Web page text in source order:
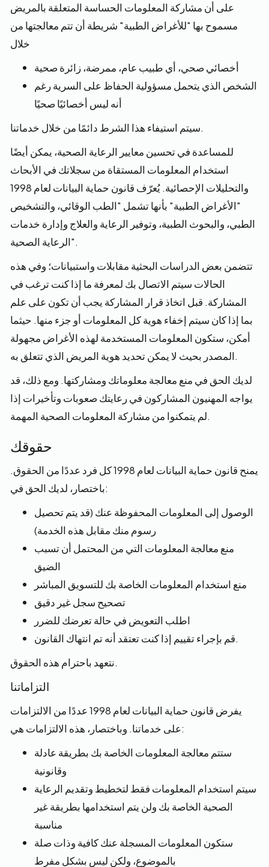
على أن مشاركة المعلومات الحساسة المتعلقة بالمريض
مسموح بها "للأغراض الطبية" شريطة أن تتم معالجتها من
خلال
أخصائي صحي، أي طبيب عام، ممرضة، زائرة صحية
الشخص الذي يتحمل مسؤولية الحفاظ على السرية رغم
أنه ليس أخصائيًا صحيًا
سيتم استيفاء هذا الشرط دائمًا من خلال خدماتنا.
للمساعدة في تحسين معايير الرعاية الصحية، يمكن أيضًا
استخدام المعلومات المستقاة من سجلاتك في الأبحاث
والتحليلات الإحصائية. يُعرّف قانون حماية البيانات لعام 1998
"الأغراض الطبية" بأنها تشمل "الطب الوقائي، والتشخيص
الطبي، والبحوث الطبية، وتوفير الرعاية والعلاج وإدارة خدمات
الرعاية الصحية".
تتضمن بعض الدراسات البحثية مقابلات واستبيانات؛ وفي هذه
الحالات سيتم الاتصال بك لمعرفة ما إذا كنت ترغب في
المشاركة. قبل اتخاذ قرار المشاركة يجب أن تكون على علم
بما إذا كان سيتم إخفاء هوية كل المعلومات أو جزء منها. حيثما
أمكن، ستكون المعلومات المستخدمة لهذه الأغراض مجهولة
المصدر بحيث لا يمكن تحديد هوية المريض الذي تتعلق به.
لديك الحق في منع معالجة معلوماتك ومشاركتها. ومع ذلك، قد
يواجه المهنيون المشاركون في رعايتك صعوبات وتأخيرات إذا
لم يتمكنوا من مشاركة المعلومات الصحية المهمة.
حقوقك
يمنح قانون حماية البيانات لعام 1998 كل فرد عددًا من الحقوق.
باختصار، لديك الحق في:
الوصول إلى المعلومات المحفوظة عنك (قد يتم تحصيل
رسوم منك مقابل هذه الخدمة)
منع معالجة المعلومات التي من المحتمل أن تسبب
الضيق
منع استخدام المعلومات الخاصة بك للتسويق المباشر
تصحيح سجل غير دقيق
اطلب التعويض في حالة تعرضك للضرر
قم بإجراء تقييم إذا كنت تعتقد أنه تم انتهاك القانون.
نتعهد باحترام هذه الحقوق.
التزاماتنا
يفرض قانون حماية البيانات لعام 1998 عددًا من الالتزامات
على خدماتنا. وباختصار، هذه الالتزامات هي:
ستتم معالجة المعلومات الخاصة بك بطريقة عادلة
وقانونية
سيتم استخدام المعلومات فقط لتخطيط وتقديم الرعاية
الصحية الخاصة بك ولن يتم استخدامها بطريقة غير
مناسبة
ستكون المعلومات المسجلة عنك كافية وذات صلة
بالموضوع، ولكن ليس بشكل مفرط